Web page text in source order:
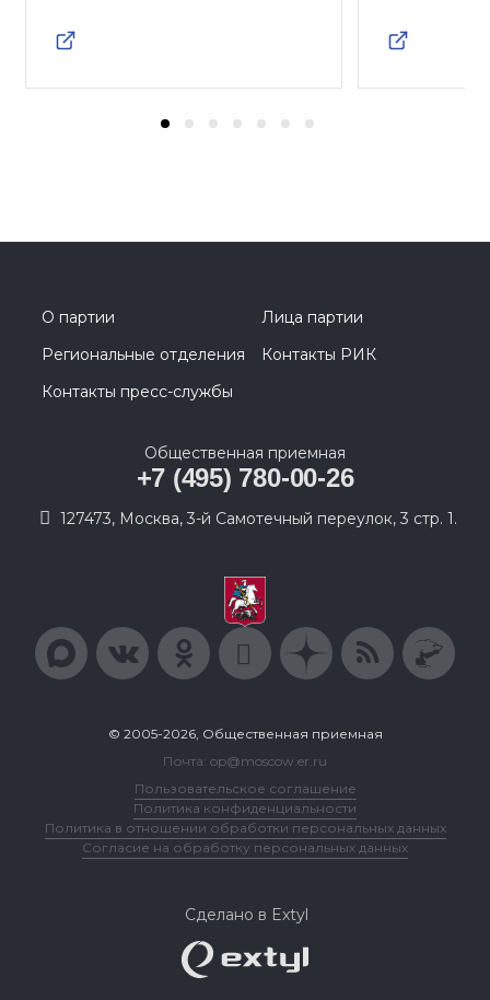
О партии
Лица партии
Региональные отделения
Контакты РИК
Контакты пресс-службы
Общественная приемная
+7 (495) 780-00-26
127473, Москва, 3-й Самотечный переулок, 3 стр. 1.
© 2005-2026, Общественная приемная
Почта: op@moscow.er.ru
Пользовательское соглашение
Политика конфиденциальности
Политика в отношении обработки персональных данных
Согласие на обработку персональных данных
Сделано в Extyl